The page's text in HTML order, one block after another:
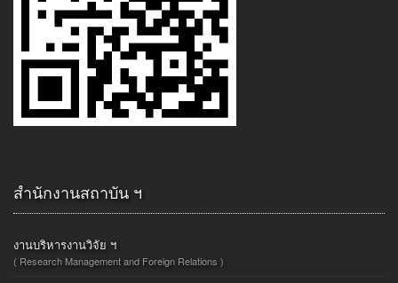
สำนักงานสถาบัน ฯ
งานบริหารงานวิจัย ฯ
( Research Management and Foreign Relations )